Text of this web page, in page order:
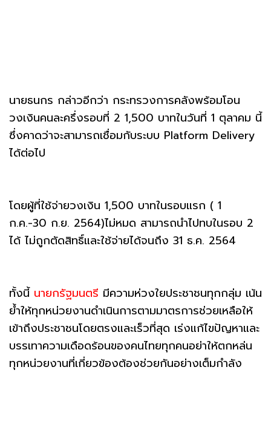
นายธนกร กล่าวอีกว่า กระทรวงการคลังพร้อมโอน
วงเงินคนละครึ่งรอบที่ 2 1,500 บาทในวันที่ 1 ตุลาคม นี้
ซึ่งคาดว่าจะสามารถเชื่อมกับระบบ Platform Delivery
ได้ต่อไป
โดยผู้ที่ใช้จ่ายวงเงิน 1,500 บาทในรอบแรก ( 1
ก.ค.-30 ก.ย. 2564)ไม่หมด สามารถนำไปทบในรอบ 2
ได้ ไม่ถูกตัดสิทธิ์และใช้จ่ายได้จนถึง 31 ธ.ค. 2564
ทั้งนี้นายกรัฐมนตรี มีความห่วงใยประชาชนทุกกลุ่ม เน้น
ย้ำให้ทุกหน่วยงานดำเนินการตามมาตรการช่วยเหลือให้
เข้าถึงประชาชนโดยตรงและเร็วที่สุด เร่งแก้ไขปัญหาและ
บรรเทาความเดือดร้อนของคนไทยทุกคนอย่าให้ตกหล่น
ทุกหน่วยงานที่เกี่ยวข้องต้องช่วยกันอย่างเต็มกำลัง